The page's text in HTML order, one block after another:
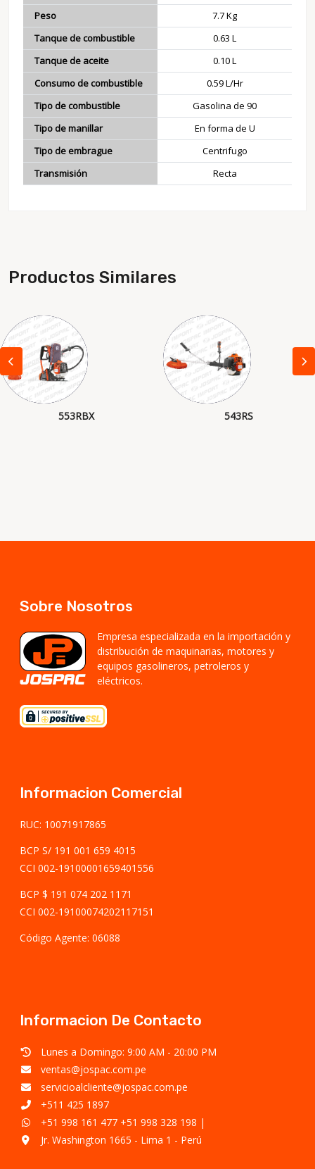
Peso
7.7 Kg
Tanque de combustible
0.63 L
Tanque de aceite
0.10 L
Consumo de combustible
0.59 L/Hr
Tipo de combustible
Gasolina de 90
Tipo de manillar
En forma de U
Tipo de embrague
Centrifugo
Transmisión
Recta
Productos Similares
553RBX 543RS
Sobre Nosotros
Empresa especializada en la importación y
distribución de maquinarias, motores y
equipos gasolineros, petroleros y
eléctricos.
Informacion Comercial
RUC: 10071917865
BCP S/ 191 001 659 4015
CCI 002-19100001659401556
BCP $ 191 074 202 1171
CCI 002-19100074202117151
Código Agente: 06088
Informacion De Contacto
Lunes a Domingo: 9:00 AM - 20:00 PM
ventas@jospac.com.pe
servicioalcliente@jospac.com.pe
+511 425 1897
+51 998 161 477 +51 998 328 198 |
Jr. Washington 1665 - Lima 1 - Perú